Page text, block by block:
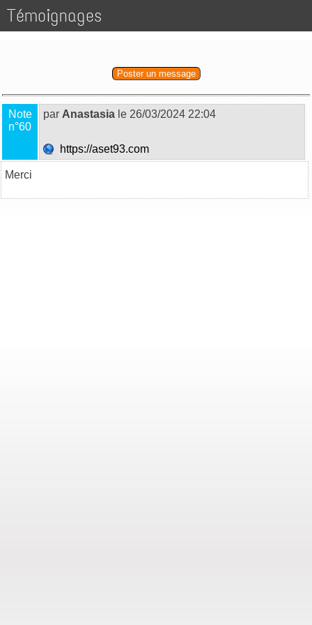
Témoignages
Poster un message
Note
n°60
par Anastasia le 26/03/2024 22:04
https://aset93.com
Merci